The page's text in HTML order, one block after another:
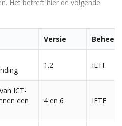
Het betreft hier de volgende
Versie
1.2 IETF
ICT-
een
4 en 6 IETF